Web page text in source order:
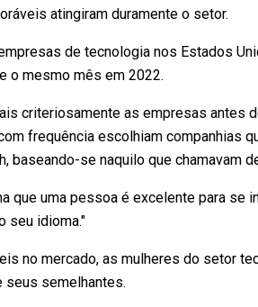
atingiram duramente o setor.
de tecnologia nos Estados
o mesmo mês em 2022.
criteriosamente as empresas antes
frequência escolhiam companhias
baseando-se naquilo que chamavam
que uma pessoa é excelente para se
seu idioma."
no mercado, as mulheres do setor
semelhantes.